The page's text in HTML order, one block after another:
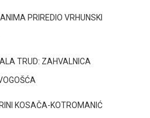
PRIREDIO VRHUNSKI
TRUD: ZAHVALNICA
KOSAČA-KOTROMANIĆ